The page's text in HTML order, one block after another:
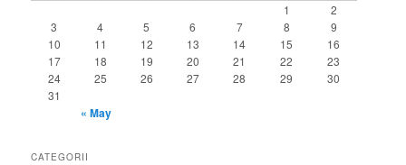
1
2
3
4 5 6 7 8
9
10
11 12 13 14 15
16
17
18 19 20 21 22
23
24
25 26 27 28 29
30
31
« May
CATEGORII